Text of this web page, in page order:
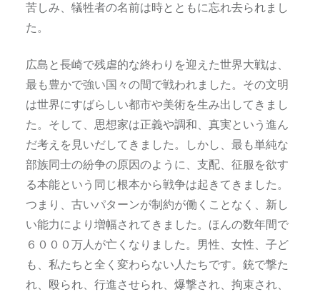
苦しみ、犠牲者の名前は時とともに忘れ去られまし
た。
広島と長崎で残虐的な終わりを迎えた世界大戦は、
最も豊かで強い国々の間で戦われました。その文明
は世界にすばらしい都市や美術を生み出してきまし
た。そして、思想家は正義や調和、真実という進ん
だ考えを見いだしてきました。しかし、最も単純な
部族同士の紛争の原因のように、支配、征服を欲す
る本能という同じ根本から戦争は起きてきました。
つまり、古いパターンが制約が働くことなく、新し
い能力により増幅されてきました。ほんの数年間で
６０００万人が亡くなりました。男性、女性、子ど
も、私たちと全く変わらない人たちです。銃で撃た
れ、殴られ、行進させられ、爆撃され、拘束され、